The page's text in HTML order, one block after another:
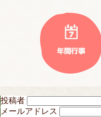
投稿者
メールアドレス